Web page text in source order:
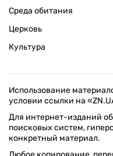
Среда обитания
Церковь
Культура
Использование
условии ссылки на
Для интернет-изданий
поисковых систем,
конкретный материал.